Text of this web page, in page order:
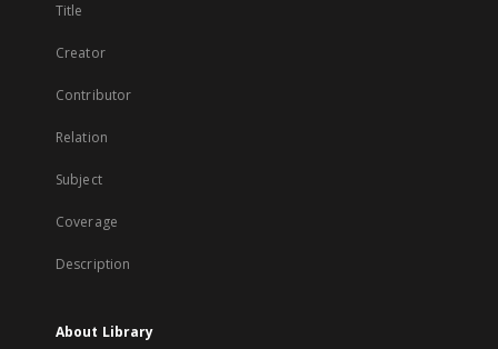
Title
Creator
Contributor
Relation
Subject
Coverage
Description
About Library